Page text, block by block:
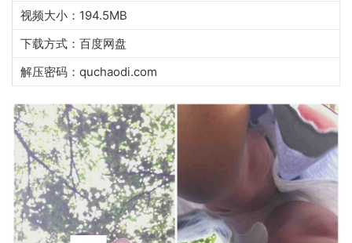
视频大小：194.5MB
下载方式：百度网盘
解压密码：quchaodi.com